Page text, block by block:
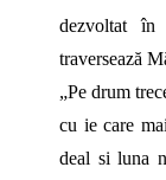
dezvoltat în
traversează
„Pe drum
cu ie care
deal si luna